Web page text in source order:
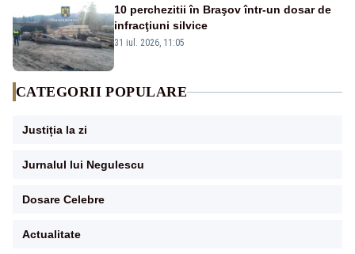
10 perchezitii în Braşov într-un dosar de
infracţiuni silvice
31 iul. 2026, 11:05
CATEGORII POPULARE
Justiția la zi
Jurnalul lui Negulescu
Dosare Celebre
Actualitate